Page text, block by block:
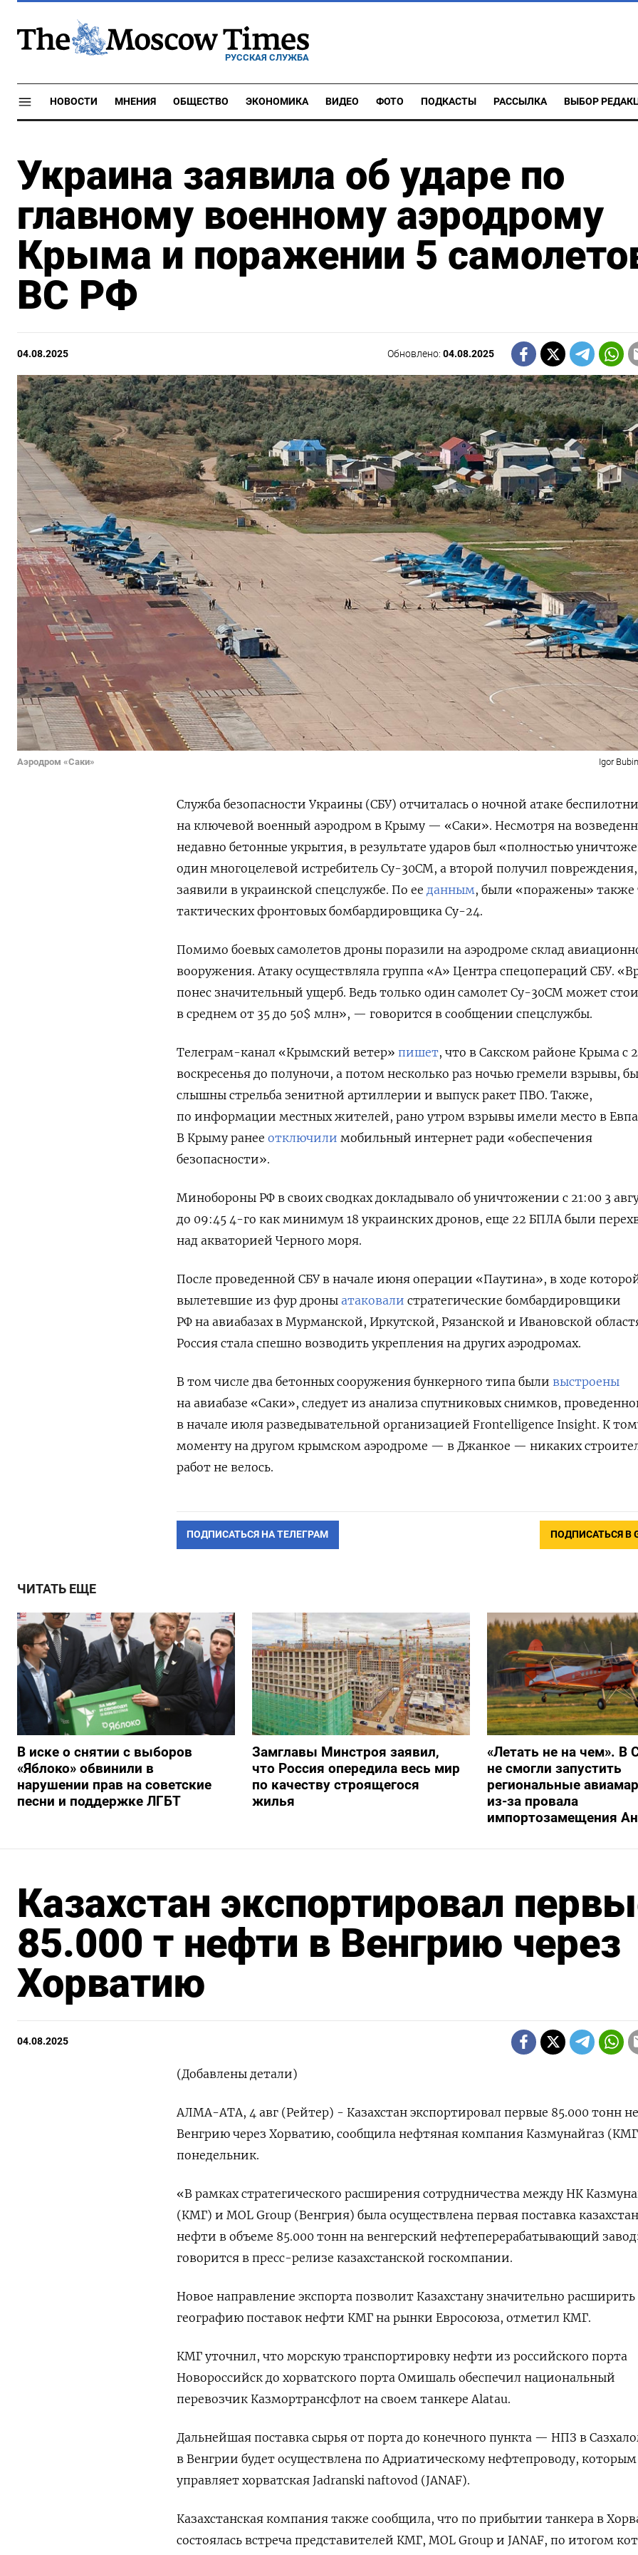
РУССКАЯ СЛУЖБА
НОВОСТИ МНЕНИЯ ОБЩЕСТВО ЭКОНОМИКА ВИДЕО ФОТО ПОДКАСТЫ РАССЫЛКА ВЫБОР
Украина заявила об ударе по
главному военному аэродрому
Крыма и поражении 5
ВС РФ
04.08.2025 Обновлено:04.08.2025
Аэродром «Саки» Igor
Служба безопасности Украины (СБУ) отчиталась о ночной атаке
на ключевой военный аэродром в Крыму — «Саки». Несмотря на
недавно бетонные укрытия, в результате ударов был «полностью
один многоцелевой истребитель Су-30СМ, а второй получил повреждения,
заявили в украинской спецслужбе. По ее данным, были «поражены» также
тактических фронтовых бомбардировщика Су-24.
Помимо боевых самолетов дроны поразили на аэродроме склад
вооружения. Атаку осуществляла группа «А» Центра спецопераций СБУ.
понес значительный ущерб. Ведь только один самолет Су-30СМ может
в среднем от 35 до 50$ млн», — говорится в сообщении спецслужбы.
Телеграм-канал «Крымский ветер» пишет, что в Сакском районе Крыма с
воскресенья до полуночи, а потом несколько раз ночью гремели взрывы,
слышны стрельба зенитной артиллерии и выпуск ракет ПВО. Также,
по информации местных жителей, рано утром взрывы имели место в
В Крыму ранее отключили мобильный интернет ради «обеспечения
безопасности».
Минобороны РФ в своих сводках докладывало об уничтожении с 21:00 3
до 09:45 4-го как минимум 18 украинских дронов, еще 22 БПЛА были
над акваторией Черного моря.
После проведенной СБУ в начале июня операции «Паутина», в ходе
вылетевшие из фур дроны атаковали стратегические бомбардировщики
РФ на авиабазах в Мурманской, Иркутской, Рязанской и Ивановской
Россия стала спешно возводить укрепления на других аэродромах.
В том числе два бетонных сооружения бункерного типа были выстроены
на авиабазе «Саки», следует из анализа спутниковых снимков,
в начале июля разведывательной организацией Frontelligence Insight. К
моменту на другом крымском аэродроме — в Джанкое — никаких
работ не велось.
ПОДПИСАТЬСЯ НА ТЕЛЕГРАМ ПОДПИСАТЬСЯ В
ЧИТАТЬ ЕЩЕ
В иске о снятии с выборов
«Яблоко» обвинили в
нарушении прав на советские
песни и поддержке ЛГБТ
Замглавы Минстроя заявил,
что Россия опередила весь мир
по качеству строящегося
жилья
«Летать не на чем». В
не смогли запустить
региональные
из-за провала
импортозамещения
Казахстан экспортировал
85.000 т нефти в Венгрию через
Хорватию
04.08.2025
(Добавлены детали)
АЛМА-АТА, 4 авг (Рейтер) - Казахстан экспортировал первые 85.000 тонн
Венгрию через Хорватию, сообщила нефтяная компания Казмунайгаз
понедельник.
«В рамках стратегического расширения сотрудничества между НК
(КМГ) и MOL Group (Венгрия) была осуществлена первая поставка
нефти в объеме 85.000 тонн на венгерский нефтеперерабатывающий
говорится в пресс-релизе казахстанской госкомпании.
Новое направление экспорта позволит Казахстану значительно расширить
географию поставок нефти КМГ на рынки Евросоюза, отметил КМГ.
КМГ уточнил, что морскую транспортировку нефти из российского порта
Новороссийск до хорватского порта Омишаль обеспечил национальный
перевозчик Казмортрансфлот на своем танкере Alatau.
Дальнейшая поставка сырья от порта до конечного пункта — НПЗ в
в Венгрии будет осуществлена по Адриатическому нефтепроводу, которым
управляет хорватская Jadranski naftovod (JANAF).
Казахстанская компания также сообщила, что по прибытии танкера в
состоялась встреча представителей КМГ, MOL Group и JANAF, по итогом